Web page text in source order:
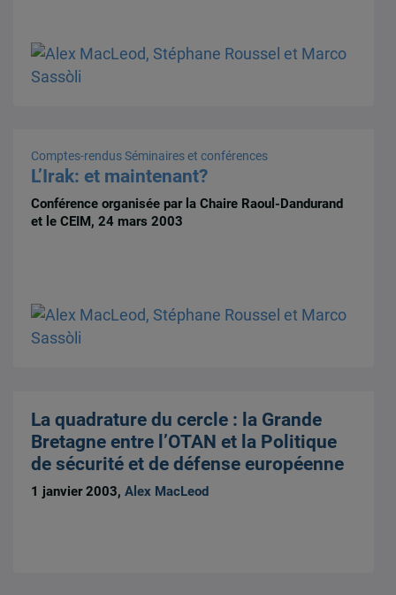
Comptes-rendusSéminaires et conférences
L’Irak: et maintenant?
Conférence organisée par la Chaire Raoul-Dandurand
et le CEIM, 24 mars 2003
La quadrature du cercle : la Grande
Bretagne entre l’OTAN et la Politique
de sécurité et de défense européenne
1 janvier 2003,Alex MacLeod